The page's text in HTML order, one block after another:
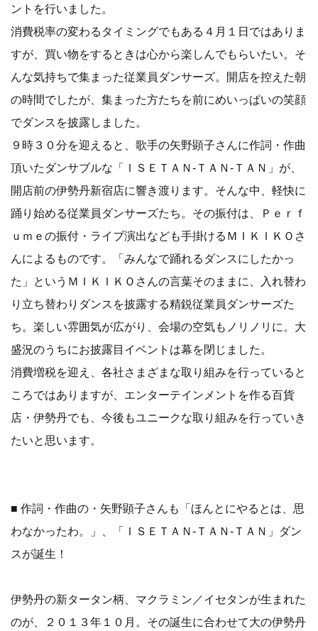
ントを行いました。
消費税率の変わるタイミングでもある４月１日ではありま
すが、買い物をするときは心から楽しんでもらいたい。そ
んな気持ちで集まった従業員ダンサーズ。開店を控えた朝
の時間でしたが、集まった方たちを前にめいっぱいの笑顔
でダンスを披露しました。
９時３０分を迎えると、歌手の矢野顕子さんに作詞・作曲
頂いたダンサブルな「ＩＳＥＴＡＮ‐ＴＡＮ‐ＴＡＮ」が、
開店前の伊勢丹新宿店に響き渡ります。そんな中、軽快に
踊り始める従業員ダンサーズたち。その振付は、Ｐｅｒｆ
ｕｍｅの振付・ライブ演出なども手掛けるＭＩＫＩＫＯさ
んによるものです。「みんなで踊れるダンスにしたかっ
た」というＭＩＫＩＫＯさんの言葉そのままに、入れ替わ
り立ち替わりダンスを披露する精鋭従業員ダンサーズた
ち。楽しい雰囲気が広がり、会場の空気もノリノリに。大
盛況のうちにお披露目イベントは幕を閉じました。
消費増税を迎え、各社さまざまな取り組みを行っていると
ころではありますが、エンターテインメントを作る百貨
店・伊勢丹でも、今後もユニークな取り組みを行っていき
たいと思います。
■ 作詞・作曲の・矢野顕子さんも「ほんとにやるとは、思
わなかったわ。」、「ＩＳＥＴＡＮ-ＴＡＮ-ＴＡＮ」ダン
スが誕生！
伊勢丹の新タータン柄、マクラミン／イセタンが生まれた
のが、２０１３年１０月。その誕生に合わせて大の伊勢丹